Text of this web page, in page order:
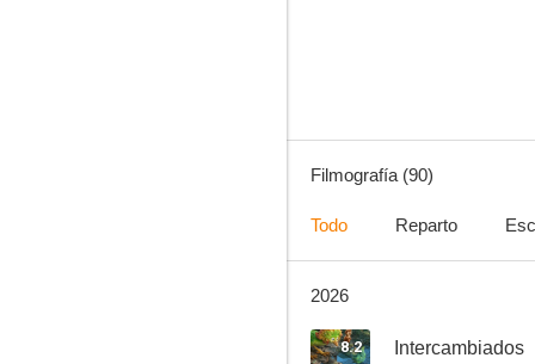
Pequeño pero matón
6.5
Filmografía (90)
Todo Reparto
2026
8.2 Intercambiados